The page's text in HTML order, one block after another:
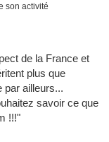
son activité
de la France et
plus que
par ailleurs...
savoir ce que
!!!"